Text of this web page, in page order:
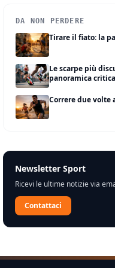
DA NON PERDERE
Tirare il fiato: la
Le scarpe più
panoramica critica
Correre due volte
Newsletter Sport
Ricevi le ultime notizie via
Contattaci